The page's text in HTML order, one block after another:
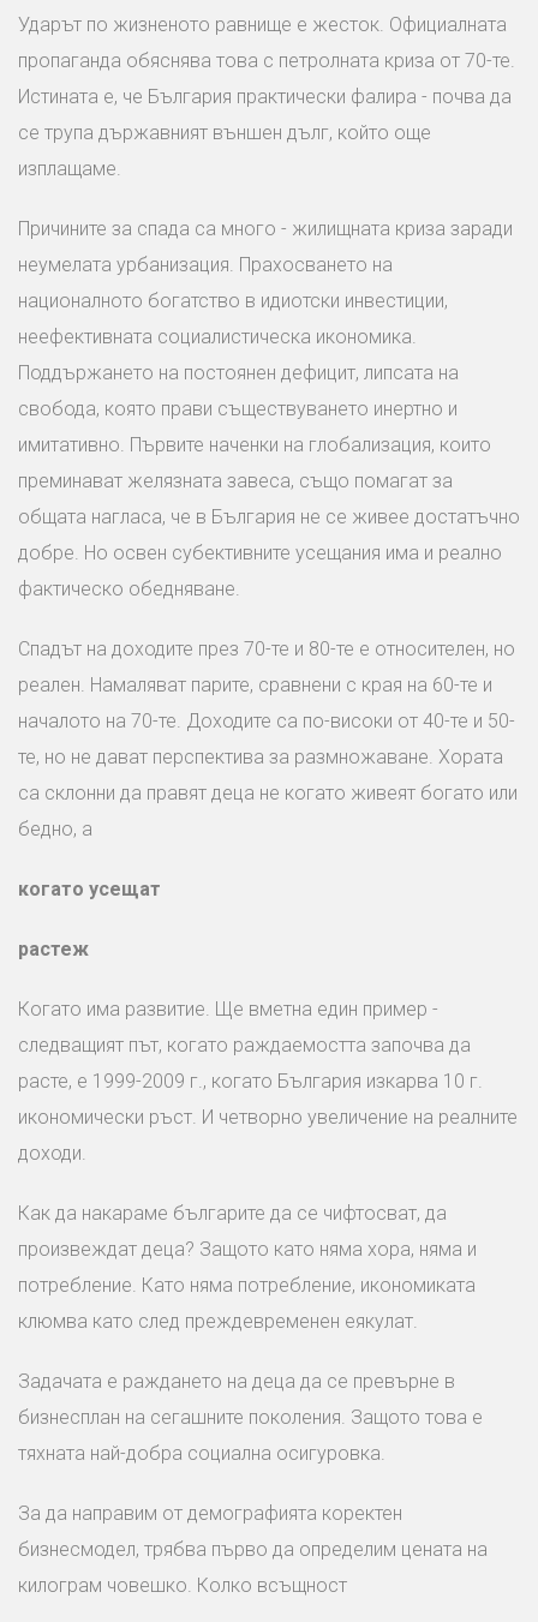
Ударът по жизненото равнище е жесток. Официалната
пропаганда обяснява това с петролната криза от 70-те.
Истината е, че България практически фалира - почва да
се трупа държавният външен дълг, който още
изплащаме.
Причините за спада са много - жилищната криза заради
неумелата урбанизация. Прахосването на
националното богатство в идиотски инвестиции,
неефективната социалистическа икономика.
Поддържането на постоянен дефицит, липсата на
свобода, която прави съществуването инертно и
имитативно. Първите наченки на глобализация, които
преминават желязната завеса, също помагат за
общата нагласа, че в България не се живее достатъчно
добре. Но освен субективните усещания има и реално
фактическо обедняване.
Спадът на доходите през 70-те и 80-те е относителен, но
реален. Намаляват парите, сравнени с края на 60-те и
началото на 70-те. Доходите са по-високи от 40-те и 50-
те, но не дават перспектива за размножаване. Хората
са склонни да правят деца не когато живеят богато или
бедно, а
когато усещат
растеж
Когато има развитие. Ще вметна един пример -
следващият път, когато раждаемостта започва да
расте, е 1999-2009 г., когато България изкарва 10 г.
икономически ръст. И четворно увеличение на реалните
доходи.
Как да накараме българите да се чифтосват, да
произвеждат деца? Защото като няма хора, няма и
потребление. Като няма потребление, икономиката
клюмва като след преждевременен еякулат.
Задачата е раждането на деца да се превърне в
бизнесплан на сегашните поколения. Защото това е
тяхната най-добра социална осигуровка.
За да направим от демографията коректен
бизнесмодел, трябва първо да определим цената на
килограм човешко. Колко всъщност